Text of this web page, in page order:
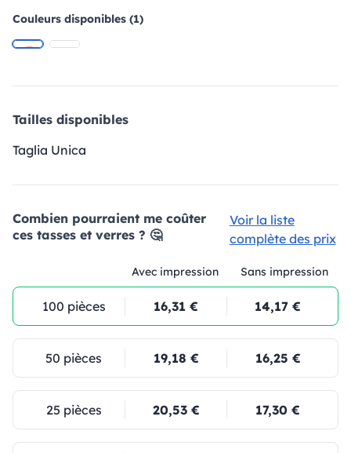
Couleurs disponibles (1)
Tailles disponibles
Taglia Unica
Combien pourraient me coûter
ces tasses et verres ? 🤔
Voir la liste
complète des prix
Avec impression Sans impression
100 pièces 16,31 € 14,17 €
50 pièces 19,18 € 16,25 €
25 pièces 20,53 € 17,30 €